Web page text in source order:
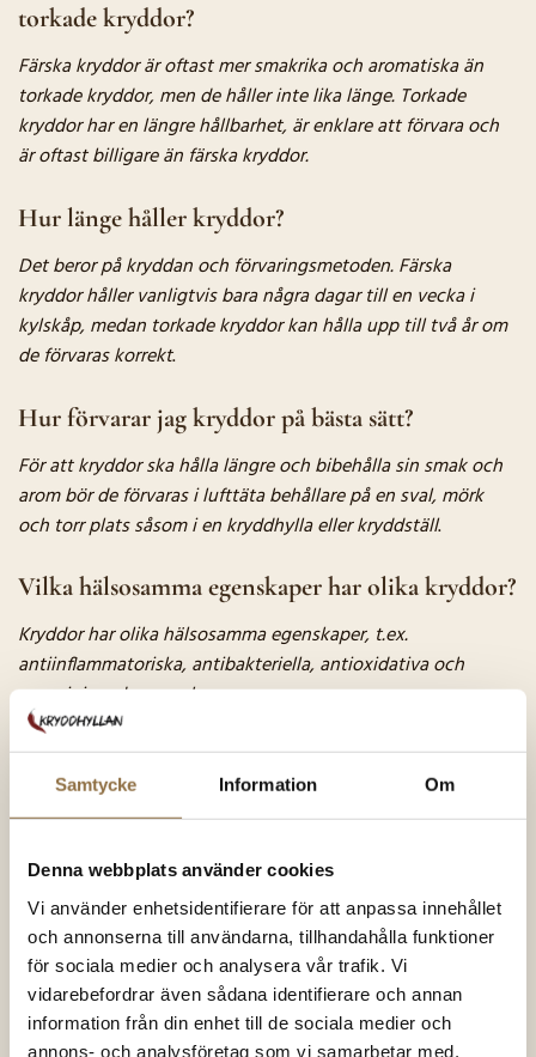
Samtycke Information Om
Denna webbplats använder cookies
Vi använder enhetsidentifierare för att anpassa innehållet
och annonserna till användarna, tillhandahålla funktioner
för sociala medier och analysera vår trafik. Vi
vidarebefordrar även sådana identifierare och annan
information från din enhet till de sociala medier och
annons- och analysföretag som vi samarbetar med.
torkade kryddor?
Färska kryddor är oftast mer smakrika och aromatiska än
torkade kryddor, men de håller inte lika länge. Torkade
kryddor har en längre hållbarhet, är enklare att förvara och
är oftast billigare än färska kryddor.
Hur länge håller kryddor?
Det beror på kryddan och förvaringsmetoden. Färska
kryddor håller vanligtvis bara några dagar till en vecka i
kylskåp, medan torkade kryddor kan hålla upp till två år om
de förvaras korrekt.
Hur förvarar jag kryddor på bästa sätt?
För att kryddor ska hålla längre och bibehålla sin smak och
arom bör de förvaras i lufttäta behållare på en sval, mörk
och torr plats såsom i en kryddhylla eller kryddställ.
Vilka hälsosamma egenskaper har olika kryddor?
Kryddor har olika hälsosamma egenskaper, t.ex.
antiinflammatoriska, antibakteriella, antioxidativa och
energigivande egenskaper.
Vad är skillnaden mellan krydda och ört?
näring eller för medicinska ändamål
Vilka är de mest exotiska kryddorna och vad
används de till?
Exotiska kryddorinkluderar t.ex. saffran, sumak,
kardemumma och svart salt. De används vanligtvis i